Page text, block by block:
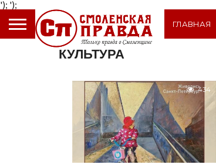
');
ГЛАВНАЯ
КУЛЬТУРА
434
');